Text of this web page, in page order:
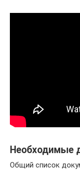
Необходимые
Общий список